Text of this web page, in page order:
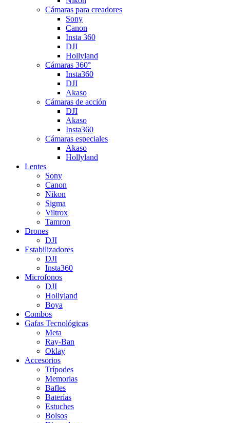
Cámaras para creadores
Sony
Canon
Insta 360
DJI
Hollyland
Cámaras 360°
Insta360
DJI
Akaso
Cámaras de acción
DJI
Akaso
Insta360
Cámaras especiales
Akaso
Hollyland
Lentes
Sony
Canon
Nikon
Sigma
Viltrox
Tamron
Drones
DJI
Estabilizadores
DJI
Insta360
Microfonos
DJI
Hollyland
Boya
Combos
Gafas Tecnológicas
Meta
Ray-Ban
Oklay
Accesorios
Trípodes
Memorias
Bafles
Baterías
Estuches
Bolsos